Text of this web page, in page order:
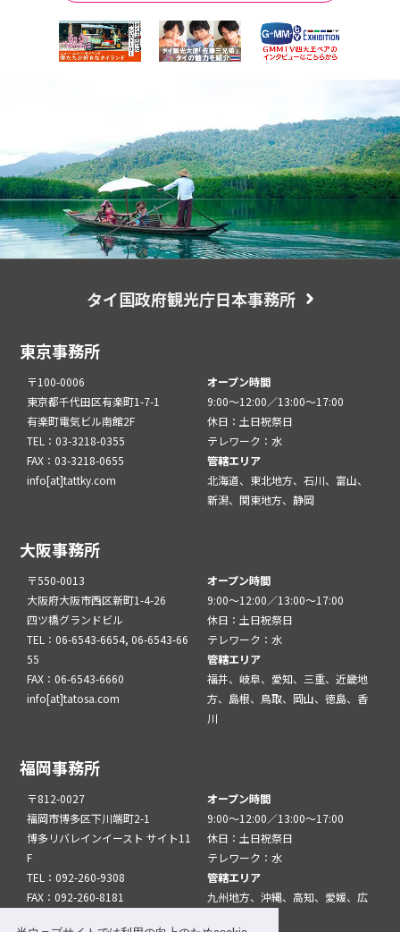
タイ国政府観光庁日本事務所
東京事務所
〒100-0006
東京都千代田区有楽町1-7-1
有楽町電気ビル南館2F
TEL：03-3218-0355
FAX：03-3218-0655
info[at]tattky.com
オープン時間
9:00～12:00／13:00～17:00
休日：土日祝祭日
テレワーク：水
管轄エリア
北海道、東北地方、石川、富山、
新潟、関東地方、静岡
大阪事務所
〒550-0013
大阪府大阪市西区新町1-4-26
四ツ橋グランドビル
TEL：06-6543-6654, 06-6543-66
55
FAX：06-6543-6660
info[at]tatosa.com
オープン時間
9:00～12:00／13:00～17:00
休日：土日祝祭日
テレワーク：水
管轄エリア
福井、岐阜、愛知、三重、近畿地
方、島根、鳥取、岡山、徳島、香
川
福岡事務所
〒812-0027
福岡市博多区下川端町2-1
博多リバレインイースト サイト11
F
TEL：092-260-9308
FAX：092-260-8181
オープン時間
9:00～12:00／13:00～17:00
休日：土日祝祭日
テレワーク：水
管轄エリア
九州地方、沖縄、高知、愛媛、広